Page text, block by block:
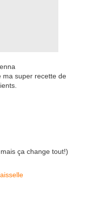
ma super recette de
ça change tout!)